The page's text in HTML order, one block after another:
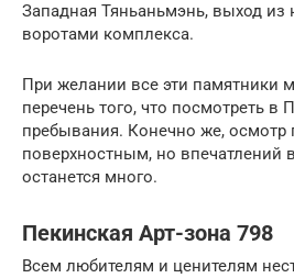
Западная Тяньаньмэнь, выход из
воротами комплекса.
При желании все эти памятники
перечень того, что посмотреть в
пребывания. Конечно же, осмотр
поверхностным, но впечатлений
останется много.
Пекинская Арт-зона 798
Всем любителям и ценителям